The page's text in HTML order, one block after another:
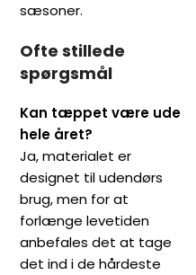
sæsoner.
Ofte stillede
spørgsmål
Kan tæppet være ude
hele året?
Ja, materialet er
designet til udendørs
brug, men for at
forlænge levetiden
anbefales det at tage
det ind i de hårdeste